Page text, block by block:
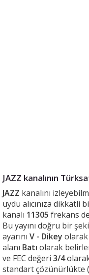
JAZZ kanalının
JAZZ kanalını
uydu alıcınıza dikkatli
kanalı 11305 frekans
Bu yayını doğru bir
ayarını V - Dikey
alanı Batı olarak
ve FEC değeri 3/4olarak
standart çözünürlükte (